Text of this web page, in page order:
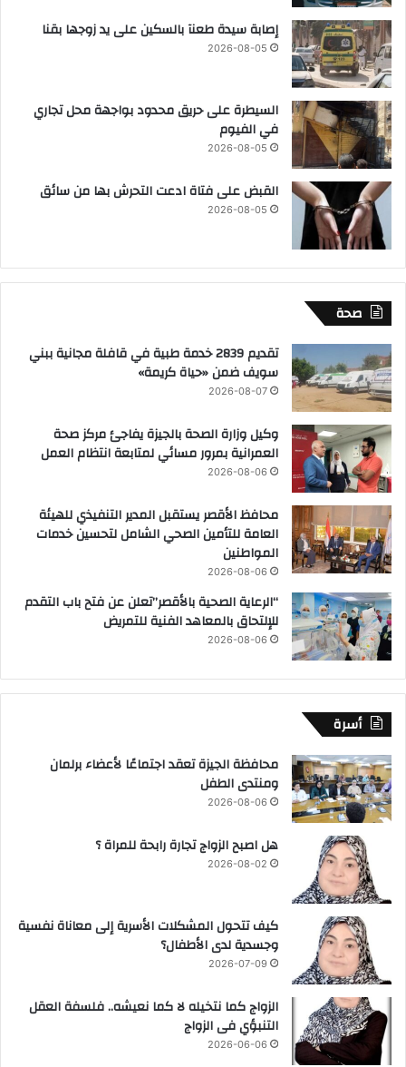
إصابة سيدة طعنآ بالسكين على يد زوجها بقنا
2026-08-05
السيطرة على حريق محدود بواجهة محل تجاري
في الفيوم
2026-08-05
القبض على فتاة ادعت التحرش بها من سائق
2026-08-05
صحة
تقديم 2839 خدمة طبية في قافلة مجانية ببني
سويف ضمن «حياة كريمة»
2026-08-07
وكيل وزارة الصحة بالجيزة يفاجئ مركز صحة
العمرانية بمرور مسائي لمتابعة انتظام العمل
2026-08-06
محافظ الأقصر يستقبل المدير التنفيذي للهيئة
العامة للتأمين الصحي الشامل لتحسين خدمات
المواطنين
2026-08-06
“الرعاية الصحية بالأقصر”تعلن عن فتح باب التقدم
للإلتحاق بالمعاهد الفنية للتمريض
2026-08-06
أسرة
محافظة الجيزة تعقد اجتماعًا لأعضاء برلمان
ومنتدى الطفل
2026-08-06
هل اصبح الزواج تجارة رابحة للمراة ؟
2026-08-02
كيف تتحول المشكلات الأسرية إلى معاناة نفسية
وجسدية لدى الأطفال؟
2026-07-09
الزواج كما نتخيله لا كما نعيشه.. فلسفة العقل
التنبؤي فى الزواج
2026-06-06